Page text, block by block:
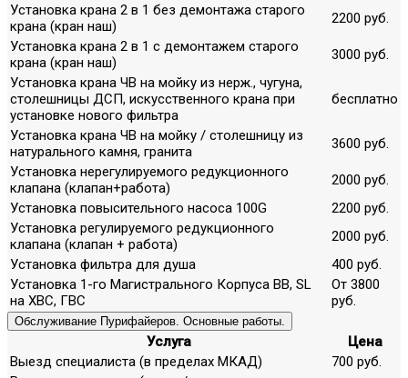
Установка крана 2 в 1 без демонтажа старого
крана (кран наш)
2200 руб.
Установка крана 2 в 1 с демонтажем старого
крана (кран наш)
3000 руб.
Установка крана ЧВ на мойку из нерж., чугуна,
столешницы ДСП, искусственного крана при
установке нового фильтра
бесплатно
Установка крана ЧВ на мойку / столешницу из
натурального камня, гранита
3600 руб.
Установка нерегулируемого редукционного
клапана (клапан+работа)
2000 руб.
Установка повысительного насоса 100G
2200 руб.
Установка регулируемого редукционного
клапана (клапан + работа)
2000 руб.
Установка фильтра для душа
400 руб.
Установка 1-го Магистрального Корпуса ВВ, SL
на ХВС, ГВС
От 3800
руб.
Обслуживание Пурифайеров. Основные работы.
Услуга
Цена
Выезд специалиста (в пределах МКАД)
700 руб.